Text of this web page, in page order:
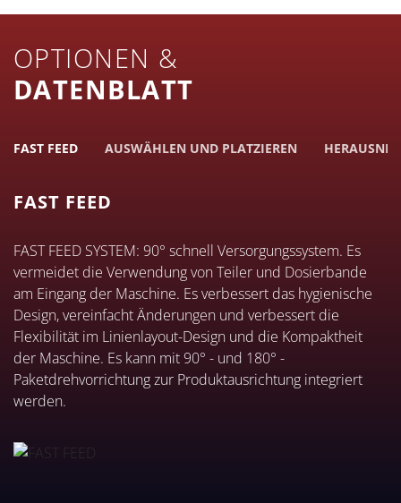
OPTIONEN &
DATENBLATT
FAST FEED AUSWÄHLEN UND PLATZIEREN
FAST FEED
FAST FEED SYSTEM: 90° schnell Versorgungssystem. Es
vermeidet die Verwendung von Teiler und Dosierbande
am Eingang der Maschine. Es verbessert das hygienische
Design, vereinfacht Änderungen und verbessert die
Flexibilität im Linienlayout-Design und die Kompaktheit
der Maschine. Es kann mit 90° - und 180° -
Paketdrehvorrichtung zur Produktausrichtung integriert
werden.